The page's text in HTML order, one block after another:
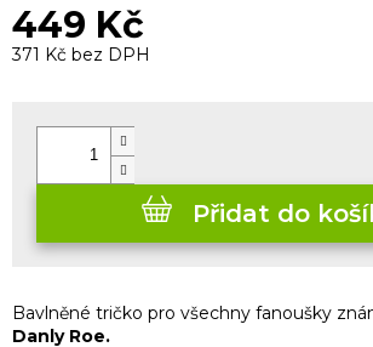
449 Kč
371 Kč bez DPH
Přidat do
Bavlněné tričko pro všechny fanoušky
Danly Roe.